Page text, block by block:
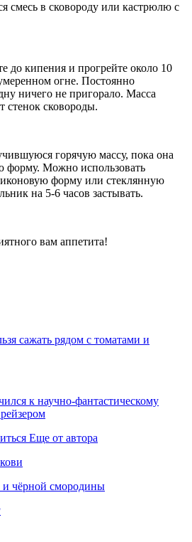
смесь в сковороду или кастрюлю с
до кипения и прогрейте около 10
огне. Постоянно
ничего не пригорало. Масса
стенок сковороды.
горячую массу, пока она
форму. Можно использовать
форму или стеклянную
на 5-6 часов застывать.
вам аппетита!
сажать рядом с томатами и
к научно-фантастическому
Еще от автора
чёрной смородины